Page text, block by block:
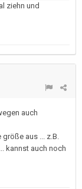
ziehn und
auch
aus ... z.B.
kannst auch noch